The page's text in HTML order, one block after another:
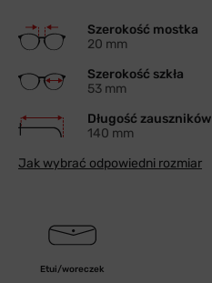
Szerokość mostka
20 mm
Szerokość szkła
53 mm
Długość zauszników
140 mm
Jak wybrać odpowiedni rozmiar
Etui/woreczek